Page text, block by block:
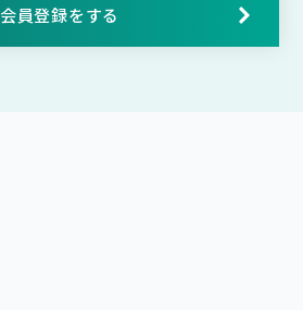
会員登録をする